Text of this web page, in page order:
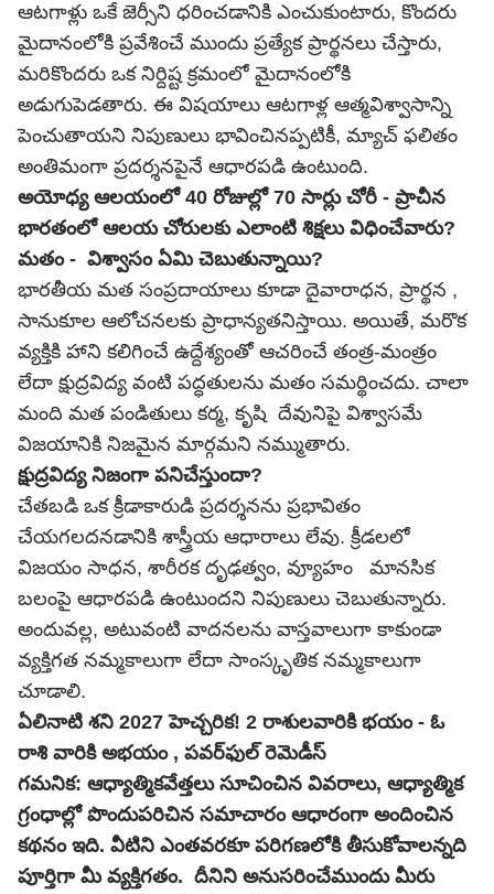
ఆటగాళ్లు ఒకే జెర్సీని ధరించడానికి ఎంచుకుంటారు, కొందరు
మైదానంలోకి ప్రవేశించే ముందు ప్రత్యేక ప్రార్థనలు చేస్తారు,
మరికొందరు ఒక నిర్దిష్ట క్రమంలో మైదానంలోకి
అడుగుపెడతారు. ఈ విషయాలు ఆటగాళ్ల ఆత్మవిశ్వాసాన్ని
పెంచుతాయని నిపుణులు భావించినప్పటికీ, మ్యాచ్ ఫలితం
అంతిమంగా ప్రదర్శనపైనే ఆధారపడి ఉంటుంది.
అయోధ్య ఆలయంలో 40 రోజుల్లో 70 సార్లు చోరీ - ప్రాచీన
భారతంలో ఆలయ చోరులకు ఎలాంటి శిక్షలు విధించేవారు?
మతం - విశ్వాసం ఏమి చెబుతున్నాయి?
భారతీయ మత సంప్రదాయాలు కూడా దైవారాధన, ప్రార్థన ,
సానుకూల ఆలోచనలకు ప్రాధాన్యతనిస్తాయి. అయితే, మరొక
వ్యక్తికి హాని కలిగించే ఉద్దేశ్యంతో ఆచరించే తంత్ర-మంత్రం
లేదా క్షుద్రవిద్య వంటి పద్ధతులను మతం సమర్థించదు. చాలా
మంది మత పండితులు కర్మ, కృషి దేవునిపై విశ్వాసమే
విజయానికి నిజమైన మార్గమని నమ్ముతారు.
క్షుద్రవిద్య నిజంగా పనిచేస్తుందా?
చేతబడి ఒక క్రీడాకారుడి ప్రదర్శనను ప్రభావితం
చేయగలదనడానికి శాస్త్రీయ ఆధారాలు లేవు. క్రీడలలో
విజయం సాధన, శారీరక దృఢత్వం, వ్యూహం మానసిక
బలంపై ఆధారపడి ఉంటుందని నిపుణులు చెబుతున్నారు.
అందువల్ల, అటువంటి వాదనలను వాస్తవాలుగా కాకుండా
వ్యక్తిగత నమ్మకాలుగా లేదా సాంస్కృతిక నమ్మకాలుగా
చూడాలి.
ఏలినాటి శని 2027 హెచ్చరిక! 2 రాశులవారికి భయం - ఓ
రాశి వారికి అభయం , పవర్‌ఫుల్ రెమెడీస్
గమనిక: ఆధ్యాత్మికవేత్తలు సూచించిన వివరాలు, ఆధ్యాత్మిక
గ్రంధాల్లో పొందుపరిచిన సమాచారం ఆధారంగా అందించిన
కథనం ఇది. వీటిని ఎంతవరకూ పరిగణలోకి తీసుకోవాలన్నది
పూర్తిగా మీ వ్యక్తిగతం. దీనిని అనుసరించేముందు మీరు